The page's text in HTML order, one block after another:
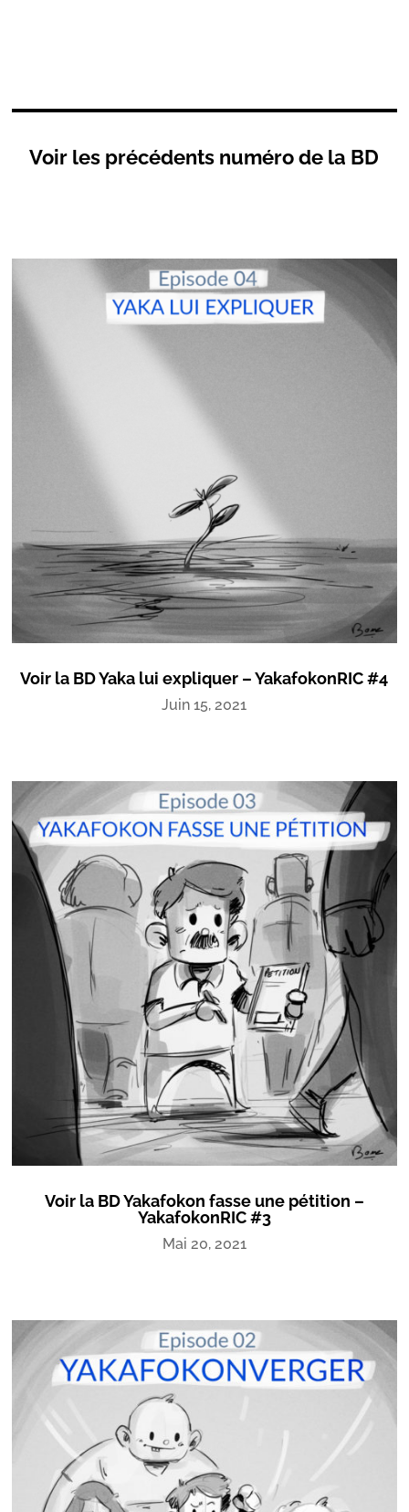
Voir les précédents numéro de la BD
Voir la BD Yaka lui expliquer – YakafokonRIC #4
Juin 15, 2021
Voir la BD Yakafokon fasse une pétition –
YakafokonRIC #3
Mai 20, 2021